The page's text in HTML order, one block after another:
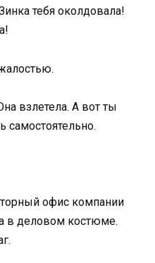
тебя околдовала!
взлетела. А вот ты
самостоятельно.
офис компании
в деловом костюме.